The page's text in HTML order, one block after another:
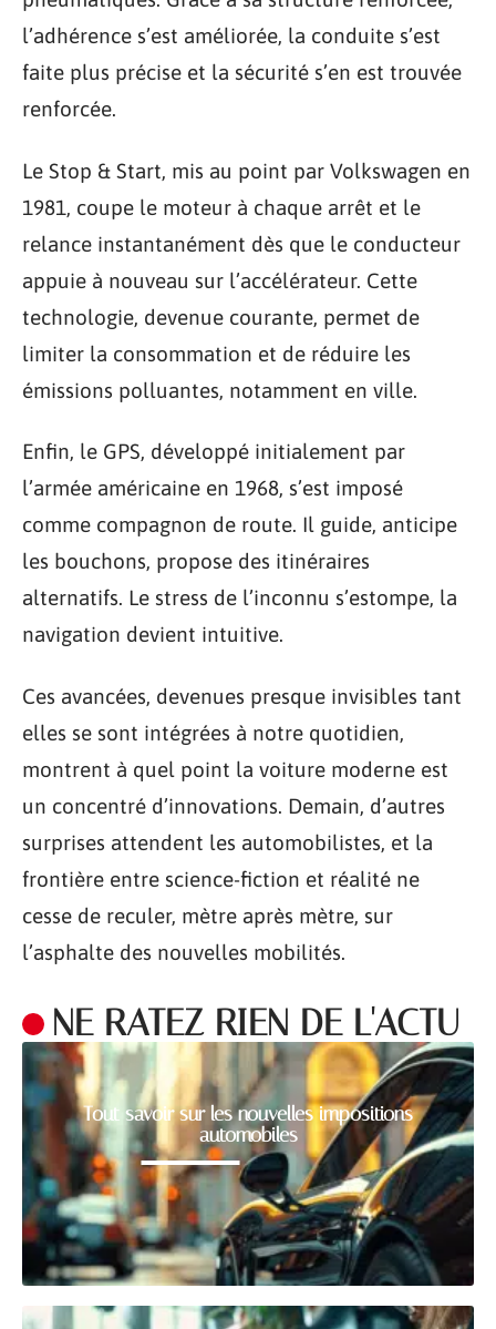
l’adhérence s’est améliorée, la conduite s’est
faite plus précise et la sécurité s’en est trouvée
renforcée.
Le Stop & Start, mis au point par Volkswagen en
1981, coupe le moteur à chaque arrêt et le
relance instantanément dès que le conducteur
appuie à nouveau sur l’accélérateur. Cette
technologie, devenue courante, permet de
limiter la consommation et de réduire les
émissions polluantes, notamment en ville.
Enfin, le GPS, développé initialement par
l’armée américaine en 1968, s’est imposé
comme compagnon de route. Il guide, anticipe
les bouchons, propose des itinéraires
alternatifs. Le stress de l’inconnu s’estompe, la
navigation devient intuitive.
Ces avancées, devenues presque invisibles tant
elles se sont intégrées à notre quotidien,
montrent à quel point la voiture moderne est
un concentré d’innovations. Demain, d’autres
surprises attendent les automobilistes, et la
frontière entre science-fiction et réalité ne
cesse de reculer, mètre après mètre, sur
l’asphalte des nouvelles mobilités.
NE RATEZ RIEN DE L'ACTU
Tout savoir sur les nouvelles impositions
automobiles